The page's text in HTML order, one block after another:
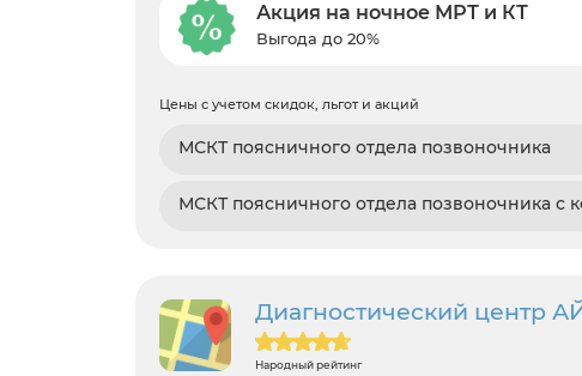
Акция на ночное МРТ и КТ
Выгода до 20%
Цены с учетом скидок, льгот и акций
МСКТ поясничного отдела позвоночника
МСКТ поясничного отдела позвоночника с
Диагностический центр
Народный рейтинг